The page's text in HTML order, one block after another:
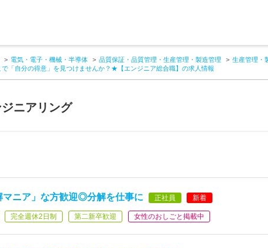
電気・電子・機械・半導体 品質保証・品質管理・生産管理・製造管理
生産管理・
で「自分の得意」を見つけませんか？★【エンジニア総合職】の求人情報
ニアリング
マニア」な方歓迎◎分解を仕事に 正社員 新着
完全週休2日制 第二新卒歓迎 女性のおしごと掲載中